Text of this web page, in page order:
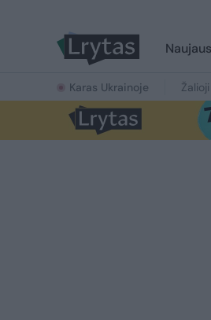
Karas Ukrainoje